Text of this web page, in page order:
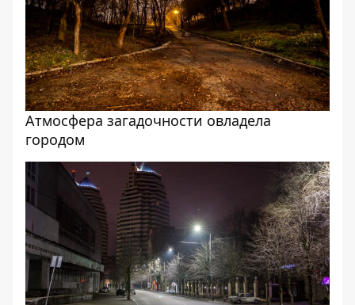
Атмосфера загадочности овладела
городом